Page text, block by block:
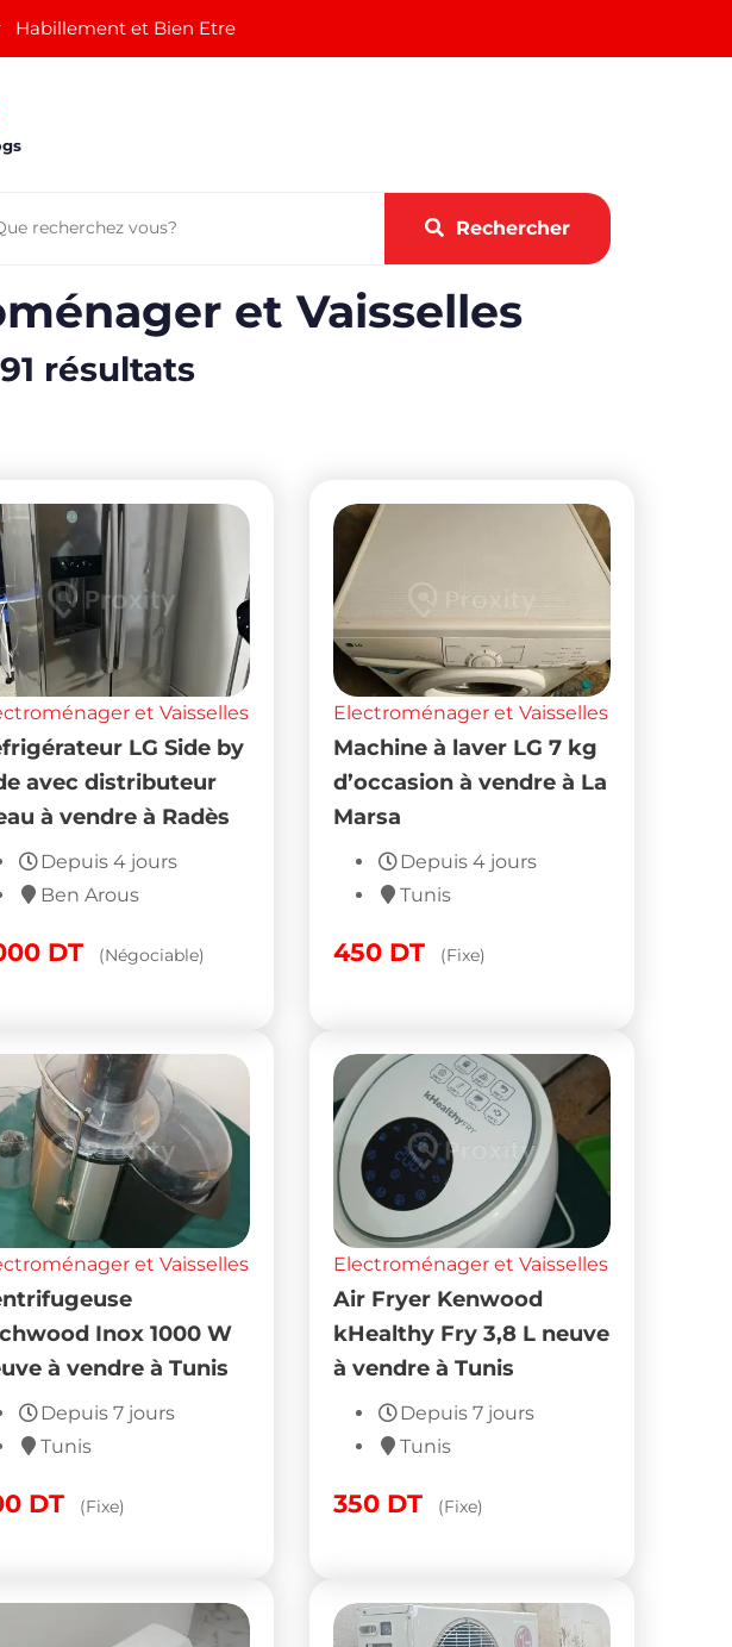
Habillement et Bien Etre
Rechercher
et Vaisselles
résultats
et Vaisselles
LG Side by
avec distributeur
à vendre à Radès
Depuis 4 jours
Ben Arous
DT (Négociable)
Electroménager et Vaisselles
Machine à laver LG 7 kg
d’occasion à vendre à La
Marsa
Depuis 4 jours
Tunis
450 DT (Fixe)
et Vaisselles
Inox 1000 W
à vendre à Tunis
Depuis 7 jours
Tunis
DT (Fixe)
Electroménager et Vaisselles
Air Fryer Kenwood
kHealthy Fry 3,8 L neuve
à vendre à Tunis
Depuis 7 jours
Tunis
350 DT (Fixe)